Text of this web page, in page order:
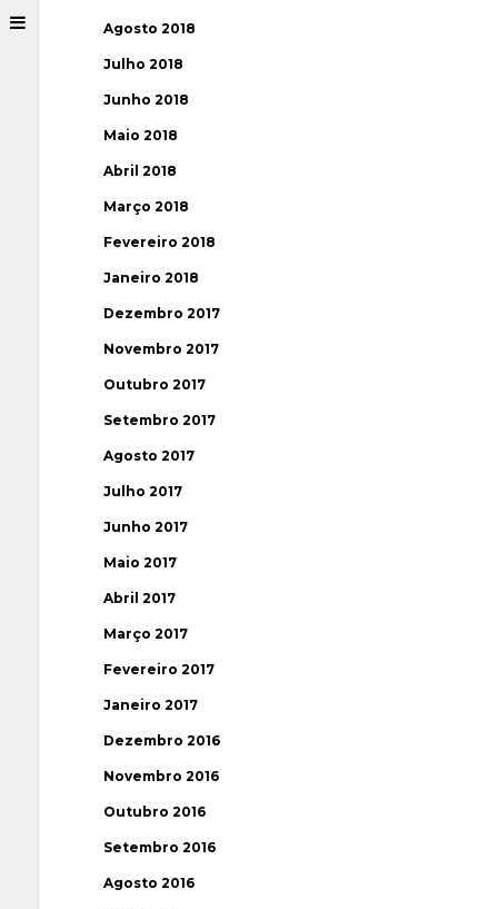
Agosto 2018
Julho 2018
Junho 2018
Maio 2018
Abril 2018
Março 2018
Fevereiro 2018
Janeiro 2018
Dezembro 2017
Novembro 2017
Outubro 2017
Setembro 2017
Agosto 2017
Julho 2017
Junho 2017
Maio 2017
Abril 2017
Março 2017
Fevereiro 2017
Janeiro 2017
Dezembro 2016
Novembro 2016
Outubro 2016
Setembro 2016
Agosto 2016